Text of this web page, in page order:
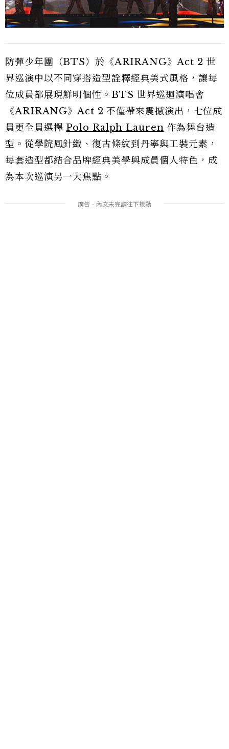
防彈少年團（BTS）於《ARIRANG》Act 2 世
界巡演中以不同穿搭造型詮釋經典美式風格，讓每
位成員都展現鮮明個性。BTS 世界巡迴演唱會
《ARIRANG》Act 2 不僅帶來震撼演出，七位成
員更全員選擇 Polo Ralph Lauren 作為舞台造
型。從學院風針織、復古條紋到丹寧與工裝元素，
每套造型都結合品牌經典美學與成員個人特色，成
為本次巡演另一大焦點。